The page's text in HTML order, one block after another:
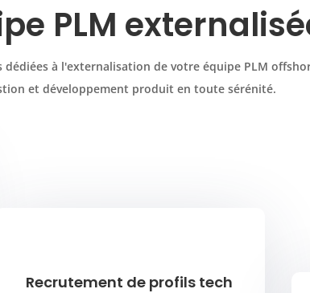
PLM
dédiées à l'externalisation de votre équipe PLM
et développement produit en toute sérénité.
Recrutement de profils tech